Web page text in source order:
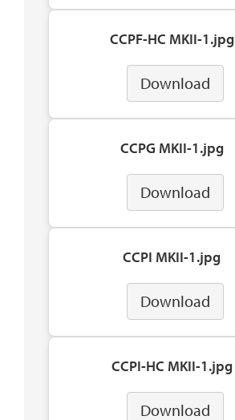
CCPF-HC MKII-1.jpg
Download
CCPG MKII-1.jpg
Download
CCPI MKII-1.jpg
Download
CCPI-HC MKII-1.jpg
Download